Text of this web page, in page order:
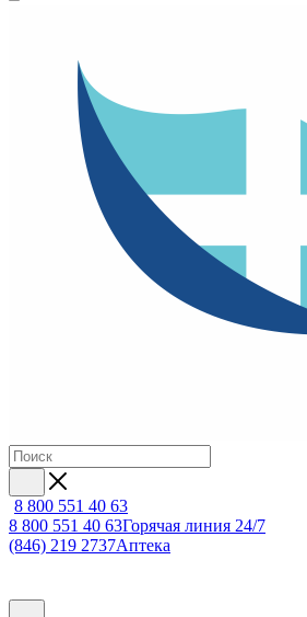
8 800 551 40 63
8 800 551 40 63Горячая линия 24/7
(846) 219 2737Аптека